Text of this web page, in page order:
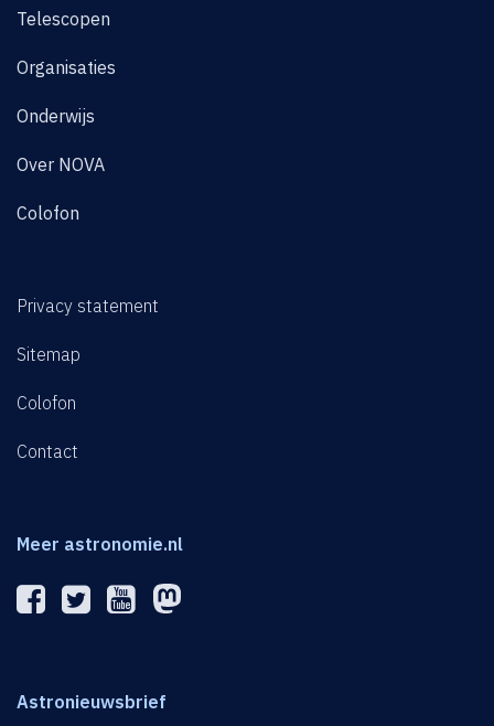
Telescopen
Organisaties
Onderwijs
Over NOVA
Colofon
Privacy statement
Sitemap
Colofon
Contact
Meer astronomie.nl
Astronieuwsbrief